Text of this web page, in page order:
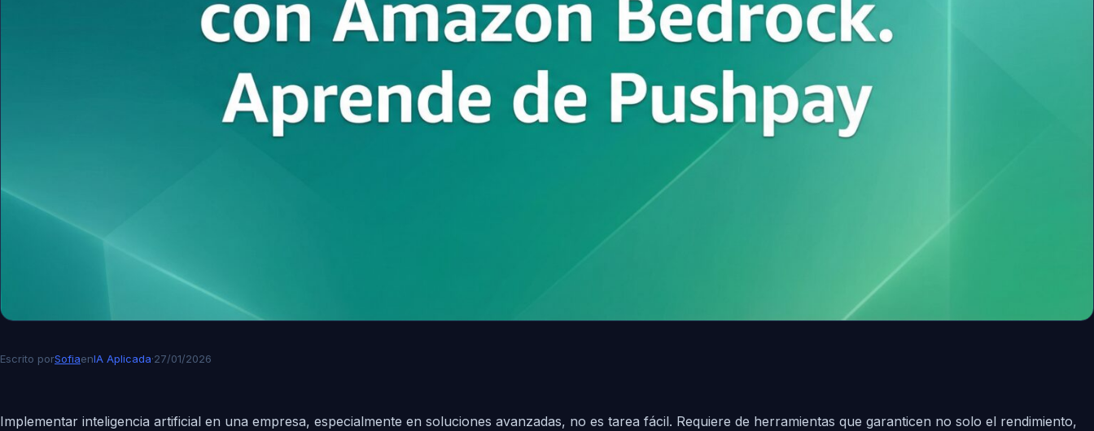
Escrito porSofiaenIA Aplicada·27/01/2026
Implementar inteligencia artificial en una empresa, especialmente en soluciones avanzadas, no es tarea fácil. Requiere de herramientas que garanticen no solo el rendimiento,